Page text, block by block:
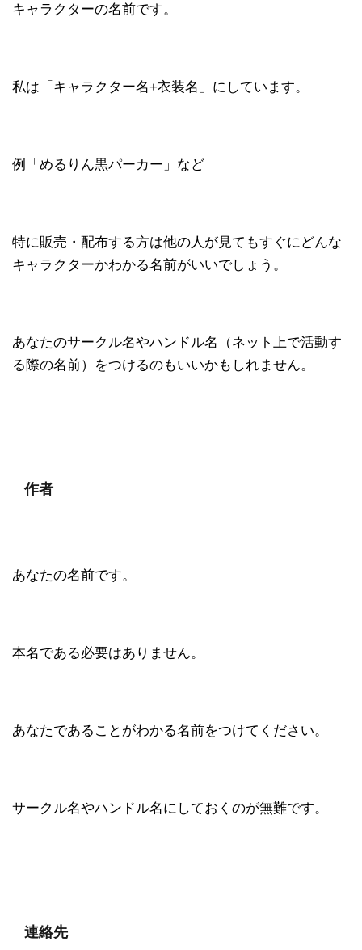
キャラクターの名前です。
私は「キャラクター名+衣装名」にしています。
例「めるりん黒パーカー」など
特に販売・配布する方は他の人が見てもすぐにどんな
キャラクターかわかる名前がいいでしょう。
あなたのサークル名やハンドル名（ネット上で活動す
る際の名前）をつけるのもいいかもしれません。
作者
あなたの名前です。
本名である必要はありません。
あなたであることがわかる名前をつけてください。
サークル名やハンドル名にしておくのが無難です。
連絡先